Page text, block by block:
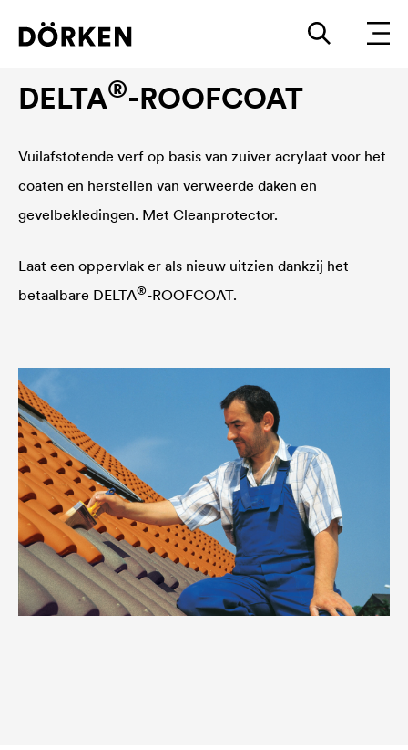
DELTA®-ROOFCOAT
Vuilafstotende verf op basis van zuiver acrylaat voor het
coaten en herstellen van verweerde daken en
gevelbekledingen. Met Cleanprotector.
Laat een oppervlak er als nieuw uitzien dankzij het
betaalbare DELTA®-ROOFCOAT.